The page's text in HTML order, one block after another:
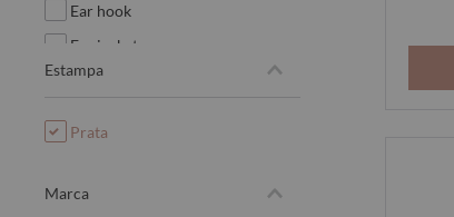
ear hook
ear jacket
semaninha
estampa
prata
marca